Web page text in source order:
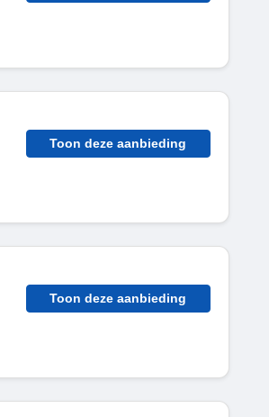
Toon deze aanbieding
Toon deze aanbieding